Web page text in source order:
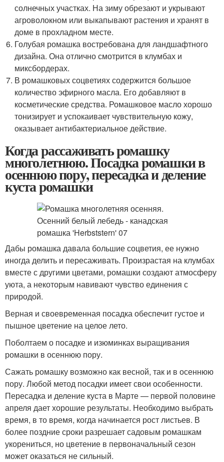
солнечных участках. На зиму обрезают и укрывают
агроволокном или выкапывают растения и хранят в
доме в прохладном месте.
Голубая ромашка востребована для ландшафтного
дизайна. Она отлично смотрится в клумбах и
миксбордерах.
В ромашковых соцветиях содержится большое
количество эфирного масла. Его добавляют в
косметические средства. Ромашковое масло хорошо
тонизирует и успокаивает чувствительную кожу,
оказывает антибактериальное действие.
Когда рассаживать ромашку
многолетнюю. Посадка ромашки в
осеннюю пору, пересадка и деление
куста ромашки
Дабы ромашка давала большие соцветия, ее нужно
иногда делить и пересаживать. Произрастая на клумбах
вместе с другими цветами, ромашки создают атмосферу
уюта, а некоторым навивают чувство единения с
природой.
Верная и своевременная посадка обеспечит густое и
пышное цветение на целое лето.
Поболтаем о посадке и изюминках выращивания
ромашки в осеннюю пору.
Сажать ромашку возможно как весной, так и в осеннюю
пору. Любой метод посадки имеет свои особенности.
Пересадка и деление куста в Марте — первой половине
апреля дает хорошие результаты. Необходимо выбрать
время, в то время, когда начинается рост листьев. В
более поздние сроки разрешает садовым ромашкам
укорениться, но цветение в первоначальный сезон
может оказаться не сильный.